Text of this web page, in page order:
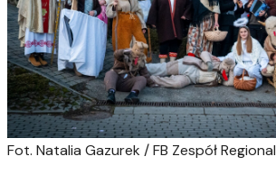
Fot. Natalia Gazurek / FB Zespół